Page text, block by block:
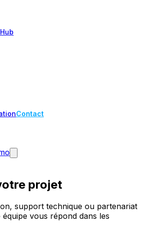
Contact
projet
support technique ou partenariat
vous répond dans les